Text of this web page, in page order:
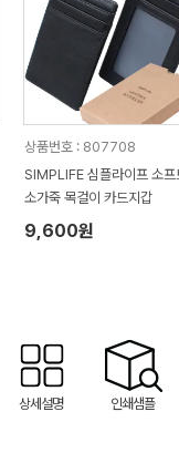
상품번호 : 807708
SIMPLIFE 심플라이프 소프
소가죽 목걸이 카드지갑
9,600원
상세설명 인쇄샘플